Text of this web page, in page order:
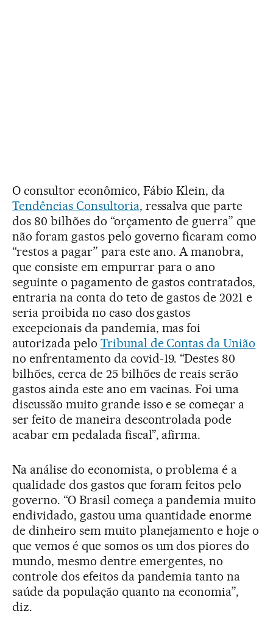
O consultor econômico, Fábio Klein, da
Tendências Consultoria, ressalva que parte
dos 80 bilhões do “orçamento de guerra” que
não foram gastos pelo governo ficaram como
“restos a pagar” para este ano. A manobra,
que consiste em empurrar para o ano
seguinte o pagamento de gastos contratados,
entraria na conta do teto de gastos de 2021 e
seria proibida no caso dos gastos
excepcionais da pandemia, mas foi
autorizada pelo Tribunal de Contas da União
no enfrentamento da covid-19. “Destes 80
bilhões, cerca de 25 bilhões de reais serão
gastos ainda este ano em vacinas. Foi uma
discussão muito grande isso e se começar a
ser feito de maneira descontrolada pode
acabar em pedalada fiscal”, afirma.
Na análise do economista, o problema é a
qualidade dos gastos que foram feitos pelo
governo. “O Brasil começa a pandemia muito
endividado, gastou uma quantidade enorme
de dinheiro sem muito planejamento e hoje o
que vemos é que somos os um dos piores do
mundo, mesmo dentre emergentes, no
controle dos efeitos da pandemia tanto na
saúde da população quanto na economia”,
diz.